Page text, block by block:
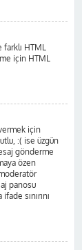
farklı HTML
için HTML
için
:( ise üzgün
gönderme
özen
panosu
sınırını